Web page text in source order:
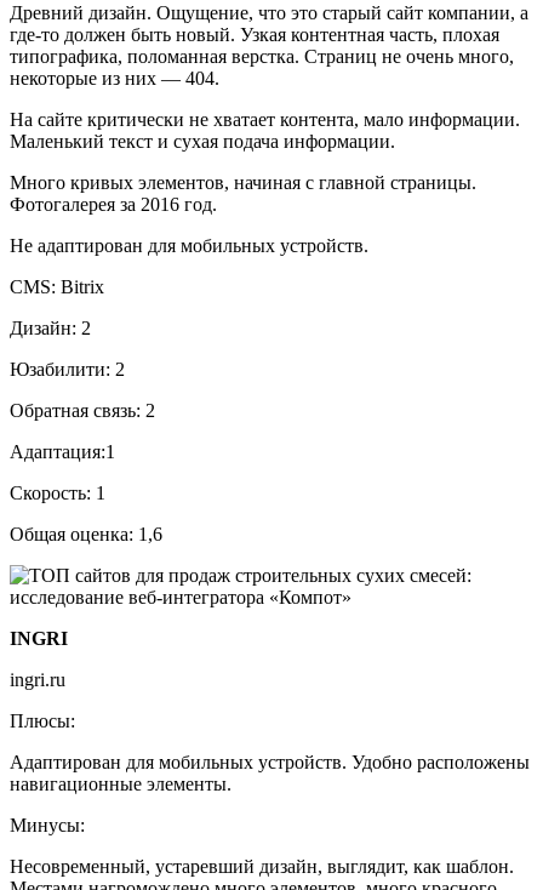
Древний дизайн. Ощущение, что это старый сайт компании, а
где-то должен быть новый. Узкая контентная часть, плохая
типографика, поломанная верстка. Страниц не очень много,
некоторые из них — 404.
На сайте критически не хватает контента, мало информации.
Маленький текст и сухая подача информации.
Много кривых элементов, начиная с главной страницы.
Фотогалерея за 2016 год.
Не адаптирован для мобильных устройств.
CMS: Bitrix
Дизайн: 2
Юзабилити: 2
Обратная связь: 2
Адаптация:1
Скорость: 1
Общая оценка: 1,6
INGRI
ingri.ru
Плюсы:
Адаптирован для мобильных устройств. Удобно расположены
навигационные элементы.
Минусы:
Несовременный, устаревший дизайн, выглядит, как шаблон.